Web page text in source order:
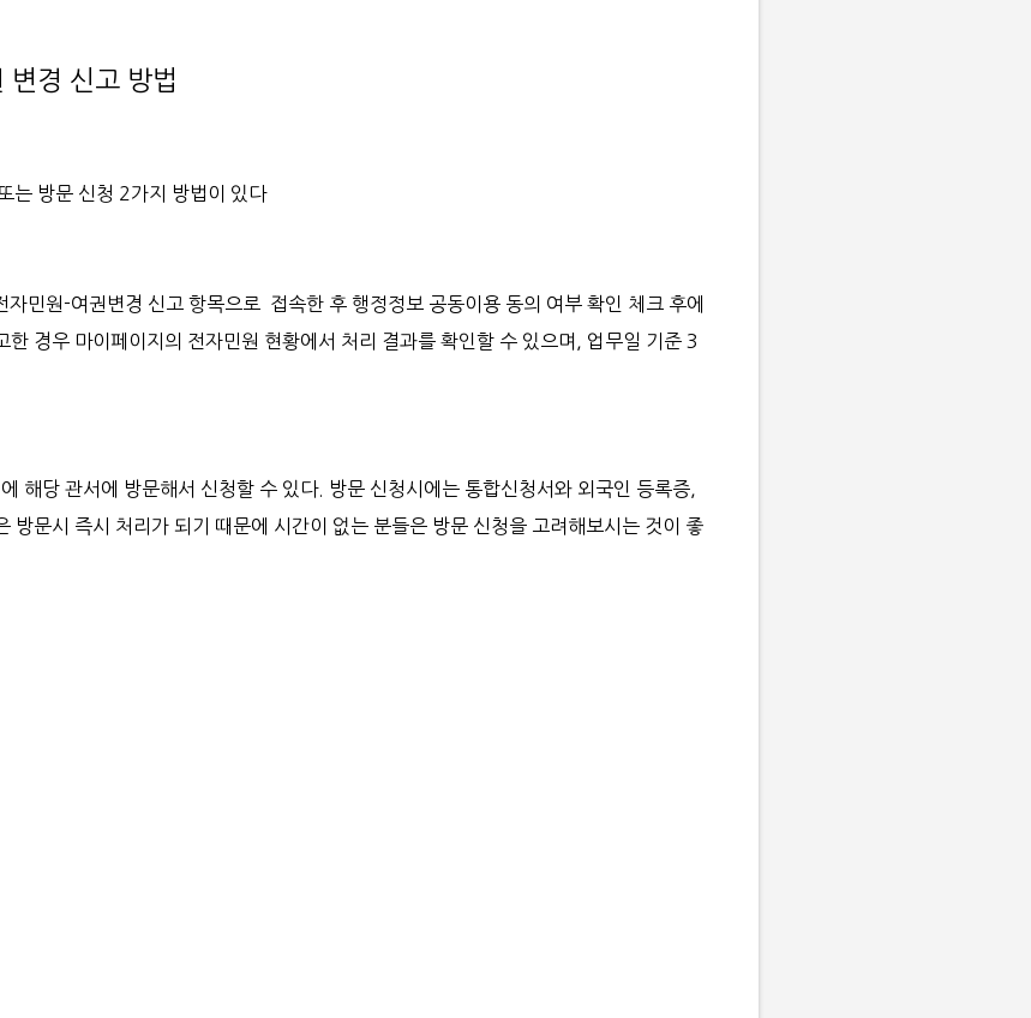
변경 신고 방법
는 방문 신청 2가지 방법이 있다
자민원-여권변경 신고 항목으로 접속한 후 행정정보 공동이용 동의 여부 확인 체크 후에
한 경우 마이페이지의 전자민원 현황에서 처리 결과를 확인할 수 있으며, 업무일 기준 3
해당 관서에 방문해서 신청할 수 있다. 방문 신청시에는 통합신청서와 외국인 등록증,
방문시 즉시 처리가 되기 때문에 시간이 없는 분들은 방문 신청을 고려해보시는 것이 좋